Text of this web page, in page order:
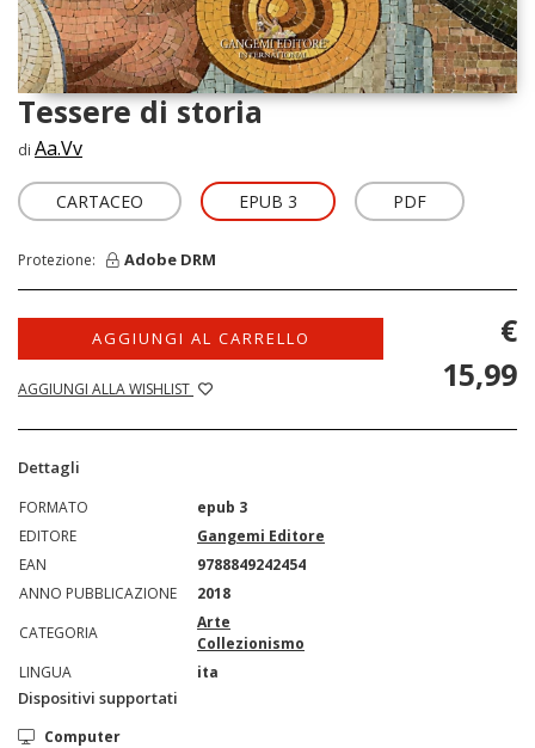
Tessere di storia
di Aa.Vv
CARTACEO EPUB 3 PDF
Protezione: Adobe DRM
AGGIUNGI AL CARRELLO
AGGIUNGI ALLA WISHLIST
€
15,99
Dettagli
FORMATO
epub 3
EDITORE
Gangemi Editore
EAN
9788849242454
ANNO PUBBLICAZIONE
2018
CATEGORIA
Arte
Collezionismo
LINGUA
ita
Dispositivi supportati
Computer